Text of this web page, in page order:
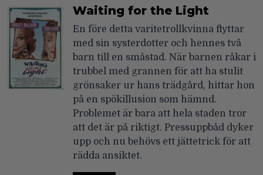
Waiting for the Light
En före detta varitetrollkvinna flyttar
med sin systerdotter och hennes två
barn till en småstad. När barnen råkar i
trubbel med grannen för att ha stulit
grönsaker ur hans trädgård, hittar hon
på en spökillusion som hämnd.
Problemet är bara att hela staden tror
att det är på riktigt. Pressuppbåd dyker
upp och nu behövs ett jättetrick för att
rädda ansiktet.